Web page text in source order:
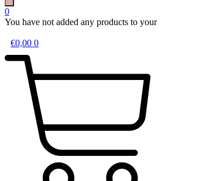
0
You have not added any products to your
€0,00 0